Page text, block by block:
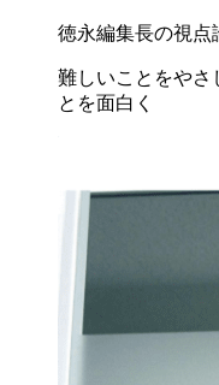
徳永編集長の視点
難しいことをやさ
とを面白く